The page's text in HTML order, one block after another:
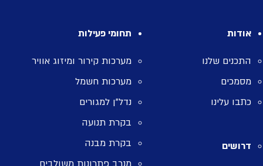
אודות
התכנים שלנו
מסמכים
כתבו עלינו
דרושים
תחומי פעילות
מערכות קירור ומיזוג אוויר
מערכות חשמל
נדל”ן למגורים
בקרת תנועה
בקרת מבנה